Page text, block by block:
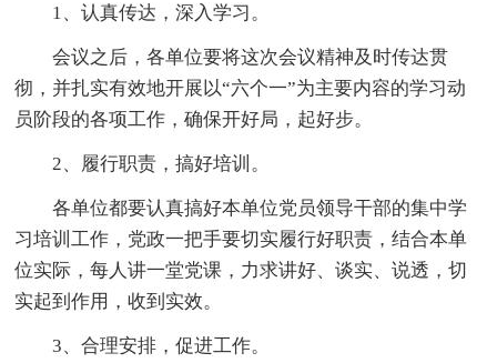
1、认真传达，深入学习。
会议之后，各单位要将这次会议精神及时传达贯
彻，并扎实有效地开展以“六个一”为主要内容的学习动
员阶段的各项工作，确保开好局，起好步。
2、履行职责，搞好培训。
各单位都要认真搞好本单位党员领导干部的集中学
习培训工作，党政一把手要切实履行好职责，结合本单
位实际，每人讲一堂党课，力求讲好、谈实、说透，切
实起到作用，收到实效。
3、合理安排，促进工作。